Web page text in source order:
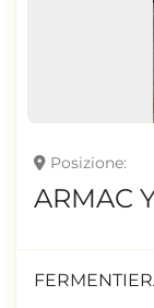
Posizione
ARMAC